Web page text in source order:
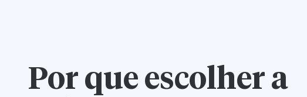
Por que escolher a